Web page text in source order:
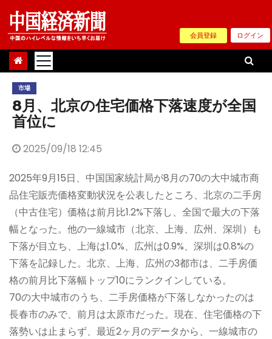
Skip
content
会員登録 ログイン
市場
8月、北京の住宅価格下落速度が全国
首位に
2025/09/18 12:45
2025年9月15日、中国国家統計局が8月の70の大中城市商
品住宅販売価格変動状況を公表したところ、北京の二手房
（中古住宅）価格は前月比1.2%下落し、全国で最大の下落
幅となった。他の一線城市（北京、上海、広州、深圳）も
下落が目立ち、上海は1.0%、広州は0.9%、深圳は0.8%の
下落を記録した。北京、上海、広州の3都市は、二手房価
格の前月比下落幅トップ10にランクインしている。
70の大中城市のうち、二手房価格が下落しなかったのは
長春市のみで、前月は太原市だった。現在、住宅価格の下
落勢いは止まらず、最近2ヶ月のデータから、一線城市の